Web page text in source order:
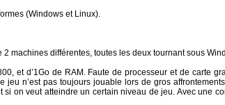
(Windows et Linux).
machines différentes, toutes les deux tournant sous
et d’1Go de RAM. Faute de processeur et de carte
jeu n’est pas toujours jouable lors de gros
on veut atteindre un certain niveau de jeu. Avec une